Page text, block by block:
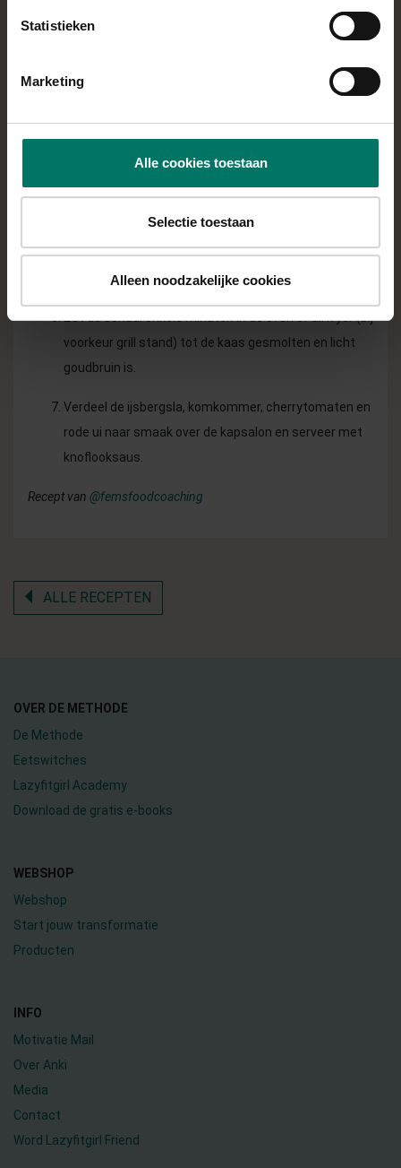
Statistieken
Marketing
Alle cookies toestaan
Selectie toestaan
Alleen noodzakelijke cookies
Bereid de aardappeltjes conform instructies op de
Snijd ondertussen de kipfilet in blokjes en breng op
Strooi alle kaas over de kip.
Zet de schaal enkele minuten in de oven of airfryer (bij
voorkeur grill stand) tot de kaas gesmolten en licht
goudbruin is.
Verdeel de ijsbergsla, komkommer, cherrytomaten en
rode ui naar smaak over de kapsalon en serveer met
knoflooksaus.
Recept van @femsfoodcoaching
ALLE RECEPTEN
OVER DE METHODE
De Methode
Eetswitches
Lazyfitgirl Academy
Download de gratis e-books
WEBSHOP
Webshop
Start jouw transformatie
Producten
INFO
Motivatie Mail
Over Anki
Media
Contact
Word Lazyfitgirl Friend